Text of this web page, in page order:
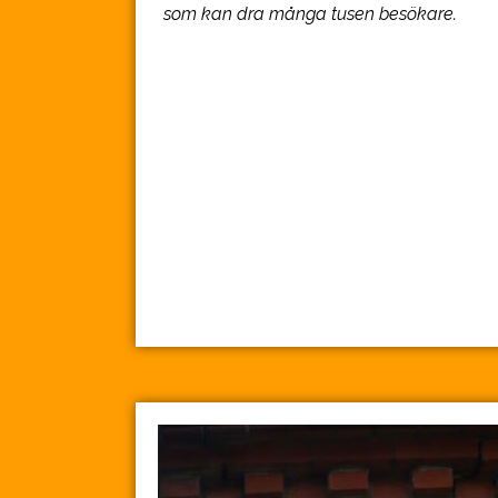
som kan dra många tusen besökare.